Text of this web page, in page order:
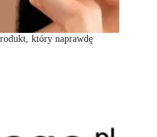
który naprawdę